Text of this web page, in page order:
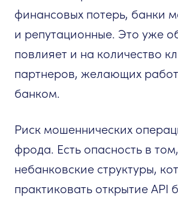
финансовых потерь, банки
и репутационные. Это уже
повлияет и на количество
партнеров, желающих
банком.
Риск мошеннических
фрода. Есть опасность в
небанковские структуры,
практиковать открытие API